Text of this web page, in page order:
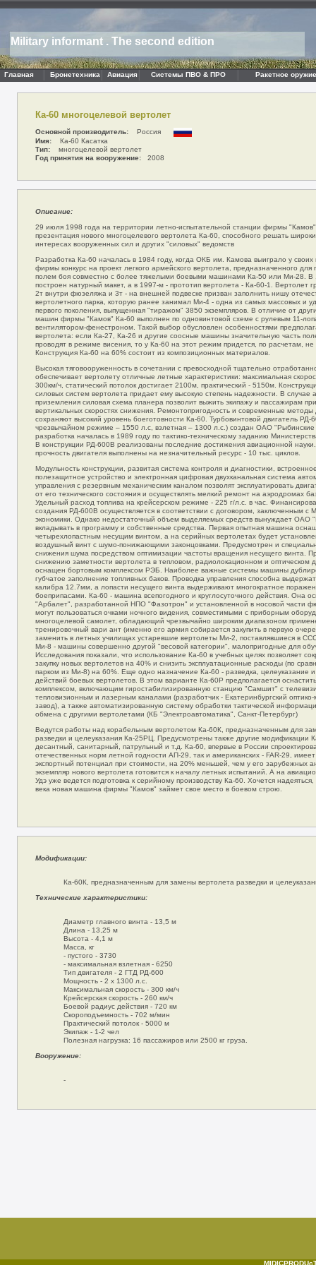
Military informant . The second edition
Главная Бронетехника Авиация Системы ПВО & ПРО Ракетное
Ка-60 многоцелевой вертолет
Основной производитель: Россия
Имя: Ка-60 Касатка
Тип: многоцелевой вертолет
Год принятия на вооружение: 2008
Описание:
29 июля 1998 года на территории летно-испытательной станции фирмы "Камов"
презентация нового многоцелевого вертолета Ка-60, способного решать
интересах вооруженных сил и других "силовых" ведомств
Разработка Ка-60 началась в 1984 году, когда ОКБ им. Камова выиграло у своих
фирмы конкурс на проект легкого армейского вертолета, предназначенного
полем боя совместно с более тяжелыми боевыми машинами Ка-50 или Ми-28. В
построен натурный макет, а в 1997-м - прототип вертолета - Ка-60-1. Вертолет
2т внутри фюзеляжа и 3т - на внешней подвеске призван заполнить нишу
вертолетного парка, которую ранее занимал Ми-4 - одна из самых массовых и
первого поколения, выпущенная "тиражом" 3850 экземпляров. В отличие от
машин фирмы "Камов" Ка-60 выполнен по одновинтовой схеме с рулевым 11-
вентилятором-фенестроном. Такой выбор обусловлен особенностями
вертолета: если Ка-27, Ка-26 и другие соосные машины значительную часть
проводят в режиме висения, то у Ка-60 на этот режим придется, по расчетам,
Конструкция Ка-60 на 60% состоит из композиционных материалов.
Высокая тяговооруженность в сочетании с превосходной тщательно
обеспечивает вертолету отличные летные характеристики: максимальная
300км/ч, статический потолок достигает 2100м, практический - 5150м.
силовых систем вертолета придает ему высокую степень надежности. В случае
приземления силовая схема планера позволит выжить экипажу и пассажирам
вертикальных скоростях снижения. Ремонтопригодность и современные методы
сохраняют высокий уровень боеготовности Ка-60. Турбовинтовой двигатель
чрезвычайном режиме – 1550 л.с, взлетная – 1300 л.с.) создан ОАО
разработка началась в 1989 году по тактико-техническому заданию
В конструкции РД-600В реализованы последние достижения авиационной
прочность двигателя выполнены на незначительный ресурс - 10 тыс. циклов.
Модульность конструкции, развитая система контроля и диагностики,
полезащитное устройство и электронная цифровая двухканальная система
управления с резервным механическим каналом позволят эксплуатировать
от его технического состояния и осуществлять мелкий ремонт на аэродромах
Удельный расход топлива на крейсерском режиме - 225 г/л.с. в час.
создания РД-600В осуществляется в соответствии с договором, заключенным с
экономики. Однако недостаточный объем выделяемых средств вынуждает ОАО
вкладывать в программу и собственные средства. Первая опытная машина
четырехлопастным несущим винтом, а на серийных вертолетах будет
воздушный винт с шумо-понижающими законцовками. Предусмотрен и
снижения шума посредством оптимизации частоты вращения несущего винта.
снижению заметности вертолета в тепловом, радиолокационном и оптическом
оснащен бортовым комплексом РЭБ. Наиболее важные системы машины
губчатое заполнение топливных баков. Проводка управления способна
калибра 12.7мм, а лопасти несущего винта выдерживают многократное
боеприпасами. Ка-60 - машина всепогодного и круглосуточного действия. Она
"Арбалет", разработанной НПО "Фазотрон" и установленной в носовой части
могут пользоваться очками ночного видения, совместимыми с приборным
многоцелевой самолет, обладающий чрезвычайно широким диапазоном
тренировочный вари ант (именно его армия собирается закупить в первую
заменить в летных училищах устаревшие вертолеты Ми-2, поставлявшиеся в
Ми-8 - машины совершенно другой "весовой категории", малопригодные для
Исследования показали, что использование Ка-60 в учебных целях позволяет
закупку новых вертолетов на 40% и снизить эксплуатационные расходы (по
парком из Ми-8) на 60%. Еще одно назначение Ка-60 - разведка, целеуказание
действий боевых вертолетов. В этом варианте Ка-60Р предполагается
комплексом, включающим гиростабилизированную станцию "Самшит" с
тепловизионным и лазерным каналами (разработчик - Екатеринбургский оптико-
завод), а также автоматизированную систему обработки тактической
обмена с другими вертолетами (КБ "Электроавтоматика", Санкт-Петербург)
Ведутся работы над корабельным вертолетом Ка-60К, предназначенным для
разведки и целеуказания Ка-25РЦ. Предусмотрены также другие модификации
десантный, санитарный, патрульный и т.д. Ка-60, впервые в России
отечественных норм летной годности АП-29, так и американских - FAR-29,
экспортный потенциал при стоимости, на 20% меньшей, чем у его зарубежных
экземпляр нового вертолета готовится к началу летных испытаний. А на
Удэ уже ведется подготовка к серийному производству Ка-60. Хочется
века новая машина фирмы "Камов" займет свое место в боевом строю.
Модификации:
Ка-60К, предназначенным для замены вертолета разведки и
Технические характеристики:
Диаметр главного винта - 13,5 м
Длина - 13,25 м
Высота - 4,1 м
Масса, кг
- пустого - 3730
- максимальная взлетная - 6250
Тип двигателя - 2 ГТД РД-600
Мощность - 2 х 1300 л.с.
Максимальная скорость - 300 км/ч
Крейсерская скорость - 260 км/ч
Боевой радиус действия - 720 км
Скороподъемность - 702 м/мин
Практический потолок - 5000 м
Экипаж - 1-2 чел
Полезная нагрузка: 16 пассажиров или 2500 кг груза.
Вооружение:
-